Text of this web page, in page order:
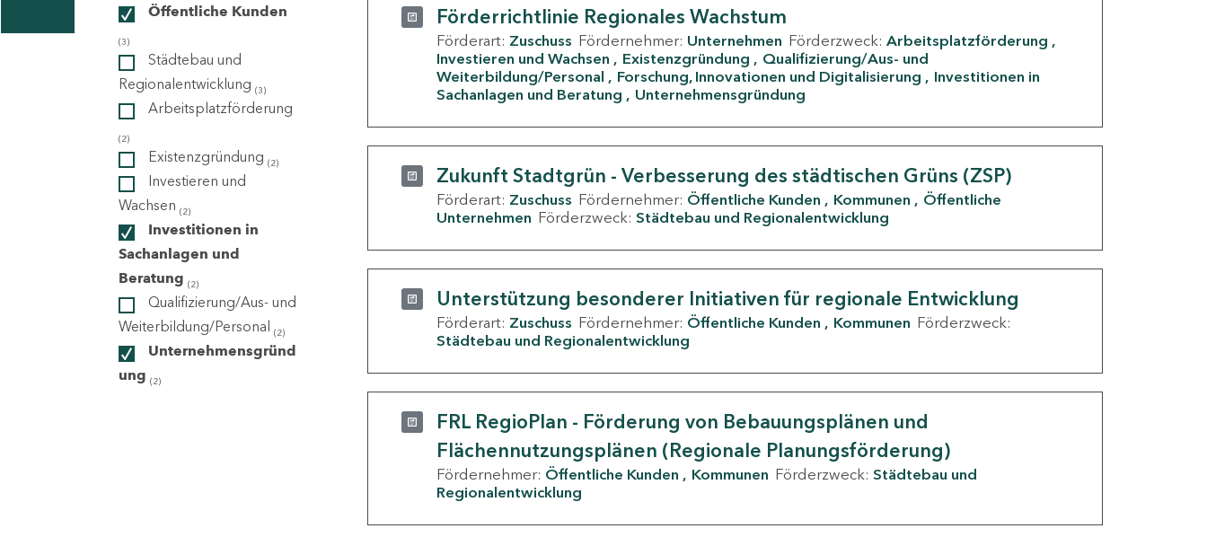
Öffentliche Kunden
(3)
Städtebau und
Regionalentwicklung (3)
Arbeitsplatzförderung
(2)
Existenzgründung (2)
Investieren und
Wachsen (2)
Investitionen in
Sachanlagen und
Beratung (2)
Qualifizierung/Aus- und
Weiterbildung/Personal (2)
Unternehmensgründ
ung (2)
Förderrichtlinie Regionales Wachstum
Förderart: Zuschuss Fördernehmer: Unternehmen Förderzweck: Arbeitsplatzförderung
Investieren und Wachsen
Existenzgründung
Qualifizierung/Aus- und
Weiterbildung/Personal
Forschung, Innovationen und Digitalisierung
Investitionen in
Sachanlagen und Beratung
Unternehmensgründung
Zukunft Stadtgrün - Verbesserung des städtischen Grüns (ZSP)
Förderart: Zuschuss Fördernehmer: Öffentliche Kunden Kommunen
Öffentliche
Unternehmen Förderzweck: Städtebau und Regionalentwicklung
Unterstützung besonderer Initiativen für regionale Entwicklung
Förderart: Zuschuss Fördernehmer: Öffentliche Kunden Kommunen Förderzweck:
Städtebau und Regionalentwicklung
FRL RegioPlan - Förderung von Bebauungsplänen und
Flächennutzungsplänen (Regionale Planungsförderung)
Fördernehmer: Öffentliche Kunden Kommunen Förderzweck: Städtebau und
Regionalentwicklung